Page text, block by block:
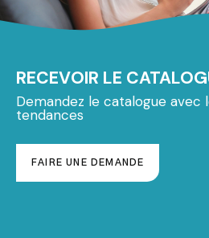
RECEVOIR LE
Demandez le catalogue avec
tendances
FAIRE UNE DEMANDE